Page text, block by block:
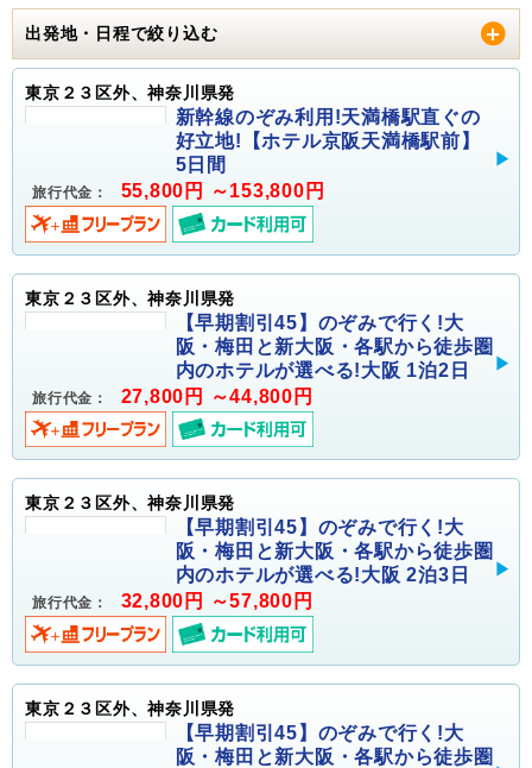
出発地・日程で絞り込む
東京２３区外、神奈川県発
新幹線のぞみ利用!天満橋駅直ぐの
好立地!【ホテル京阪天満橋駅前】
5日間
旅行代金： 55,800円 ～153,800円
東京２３区外、神奈川県発
【早期割引45】のぞみで行く!大
阪・梅田と新大阪・各駅から徒歩圏
内のホテルが選べる!大阪 1泊2日
旅行代金： 27,800円 ～44,800円
東京２３区外、神奈川県発
【早期割引45】のぞみで行く!大
阪・梅田と新大阪・各駅から徒歩圏
内のホテルが選べる!大阪 2泊3日
旅行代金： 32,800円 ～57,800円
東京２３区外、神奈川県発
【早期割引45】のぞみで行く!大
阪・梅田と新大阪・各駅から徒歩圏